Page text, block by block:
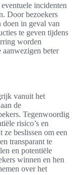
incidenten
Door bezoekers
doen in geval van
te geven tijdens
worden
beter
vanuit het
de
Tegenwoordig
risico’s en
beslissen om een
transparant te
en potentiële
winnen en hen
over het